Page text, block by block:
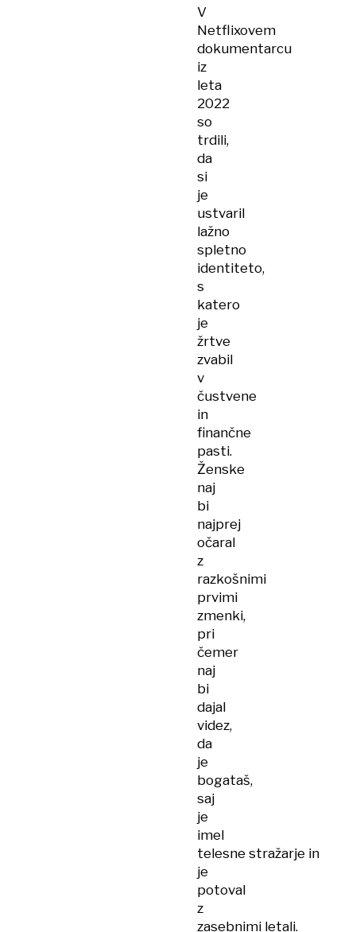
V
Netflixovem
dokumentarcu
iz
leta
2022
so
trdili,
da
si
je
ustvaril
lažno
spletno
identiteto,
s
katero
je
žrtve
zvabil
v
čustvene
in
finančne
pasti.
Ženske
naj
bi
najprej
očaral
z
razkošnimi
prvimi
zmenki,
pri
čemer
naj
bi
dajal
videz,
da
je
bogataš,
saj
je
imel
telesne stražarje in
je
potoval
z
zasebnimi letali.